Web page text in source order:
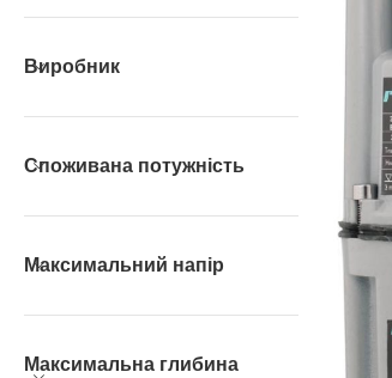
Виробник
Споживана потужність
Максимальний напір
Максимальна глибина